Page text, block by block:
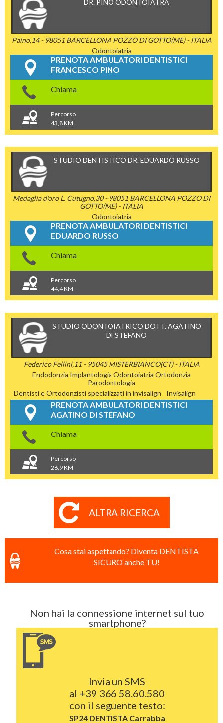
DR. PINO ODONTOIATRA
Paino,14 - 98051 BARCELLONA POZZO DI GOTTO(ME) - ITALIA
Odontoiatria
PRENOTA AMBULATORI DENTISTICI
FRANCESCO PINO
Chiama
Percorso
43,8 KM
STUDIO DENTISTICO DR. EDUARDO RUSSO
Medaglia d'oro L. Cutugno,30 - 98051 BARCELLONA POZZO DI
GOTTO(ME) - ITALIA
Odontoiatria
PRENOTA AMBULATORI DENTISTICI
EDUARDO RUSSO
Chiama
Percorso
44,4 KM
STUDIO ODONTOIATRICO DOTT. AGATINO
DI STEFANO
Federico Fellini,11 - 95045 MISTERBIANCO(CT) - ITALIA
Endodonzia Implantologia Odontoiatria Ortodonzia
Parodontologia
Dentisti e Ortodonzisti specializzati in invisalign
Invisalign
PRENOTA AMBULATORI DENTISTICI
AGATINO DI STEFANO
Chiama
Percorso
26,9 KM
ALTRA RICERCA
Cosa stai aspettando? Diventa DENTISTA
SICURO anche TU!
Non hai la connessione internet sul tuo
smartphone?
Invia un SMS
al +39 366 58.60.580
con il seguente testo:
SP24 DENTISTA Carrabba